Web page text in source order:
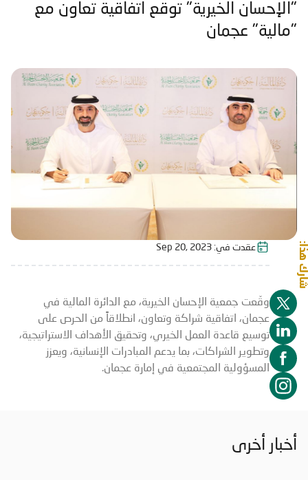
"الإحسان الخيرية" توقع اتفاقية تعاون مع
"مالية" عجمان
شارك هذا: عقدت في: Sep 20, 2023
وقّعت جمعية الإحسان الخيرية، مع الدائرة المالية في
عجمان، اتفاقية شراكة وتعاون، انطلاقاً من الحرص على
توسيع قاعدة العمل الخيري، وتحقيق الأهداف الاستراتيجية،
وتطوير الشراكات، بما يدعم المبادرات الإنسانية، ويعزز
المسؤولية المجتمعية في إمارة عجمان.
أخبار أخرى